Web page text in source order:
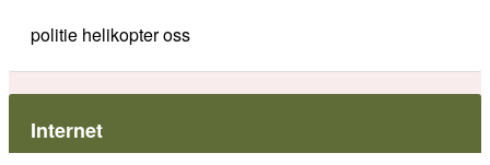
politie helikopter oss
Internet